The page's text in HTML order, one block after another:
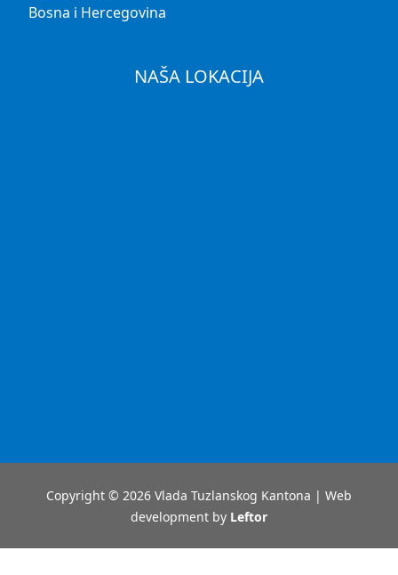
Bosna i Hercegovina
NAŠA LOKACIJA
Copyright © 2026 Vlada Tuzlanskog Kantona | Web
development by Leftor